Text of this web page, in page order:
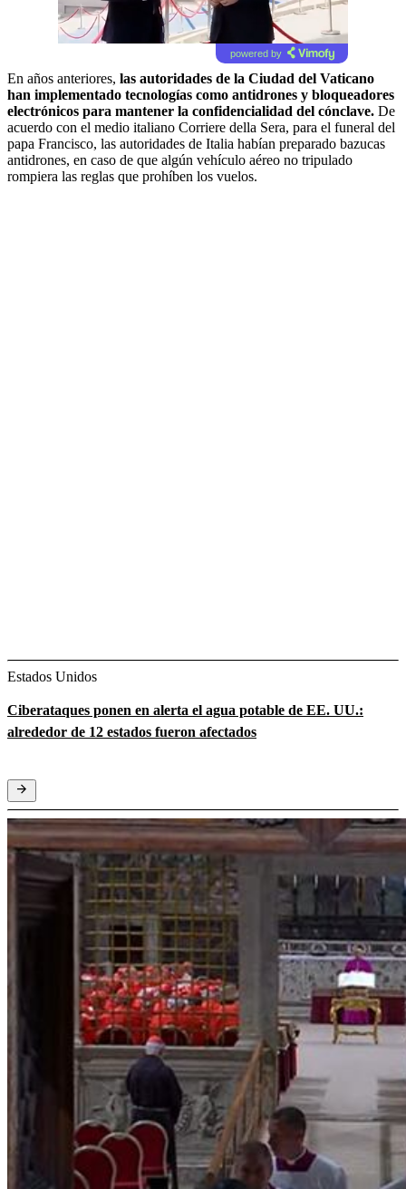
powered by
En años anteriores, las autoridades de la Ciudad del Vaticano
han implementado tecnologías como antidrones y bloqueadores
electrónicos para mantener la confidencialidad del cónclave. De
acuerdo con el medio italiano Corriere della Sera, para el funeral del
papa Francisco, las autoridades de Italia habían preparado bazucas
antidrones, en caso de que algún vehículo aéreo no tripulado
rompiera las reglas que prohíben los vuelos.
Estados Unidos
Ciberataques ponen en alerta el agua potable de EE. UU.:
alrededor de 12 estados fueron afectados